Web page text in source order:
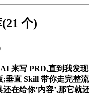
个)
来写 PRD,直到我发
垂直 Skill 带你走完整
在给你’内容’,那它就